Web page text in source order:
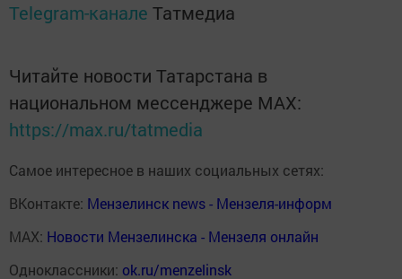
Telegram-канале Татмедиа
Читайте новости Татарстана в
национальном мессенджере MАХ:
https://max.ru/tatmedia
Самое интересное в наших социальных сетях:
ВКонтакте: Мензелинск news - Мензеля-информ
MAX: Новости Мензелинска - Мензеля онлайн
Одноклассники: ok.ru/menzelinsk